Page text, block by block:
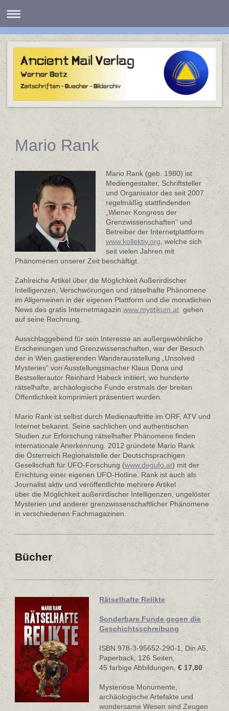
Mario Rank
Mario Rank (geb. 1980) ist
Mediengestalter, Schriftsteller
und Organisator des seit 2007
regelmäßig stattfindenden
„Wiener Kongress der
Grenzwissenschaften“ und
Betreiber der Internetplattform
www.kollektiv.org , welche sich
seit vielen Jahren mit
Phänomenen unserer Zeit beschäftigt.
Zahlreiche Artikel über die Möglichkeit Außerirdischer
Intelligenzen, Verschwörungen und rätselhafte Phänomene
im Allgemeinen in der eigenen Plattform und die monatlichen
News des gratis Internetmagazin www.mystikum.at gehen
auf seine Rechnung.
Ausschlaggebend für sein Interesse an außergewöhnliche
Erscheinungen und Grenzwissenschaften, war der Besuch
der in Wien gastierenden Wanderausstellung „Unsolved
Mysteries“ von Ausstellungsmacher Klaus Dona und
Bestsellerautor Reinhard Habeck initiiert, wo hunderte
rätselhafte, archäologische Funde erstmals der breiten
Öffentlichkeit komprimiert präsentiert wurden.
Mario Rank ist selbst durch Medienauftritte im ORF, ATV und
Internet bekannt. Seine sachlichen und authentischen
Studien zur Erforschung rätselhafter Phänomene finden
internationale Anerkennung. 2012 gründete Mario Rank
die Österreich Regionalstelle der Deutschsprachigen
Gesellschaft für UFO-Forschung (www.degufo.at) mit der
Errichtung einer eigenen UFO-Hotline. Rank ist auch als
Journalist aktiv und veröffentlichte mehrere Artikel
über die Möglichkeit außerirdischer Intelligenzen, ungelöster
Mysterien und anderer grenzwissenschaftlicher Phänomene
in verschiedenen Fachmagazinen.
Bücher
Rätselhafte Relikte
Sonderbare Funde gegen die
Geschichtsschreibung
ISBN 978-3-95652-290-1, Din A5,
Paperback, 126 Seiten,
45 farbige Abbildungen, € 17,80
Mysteriöse Monumente,
archäologische Artefakte und
wundersame Wesen sind Zeugen